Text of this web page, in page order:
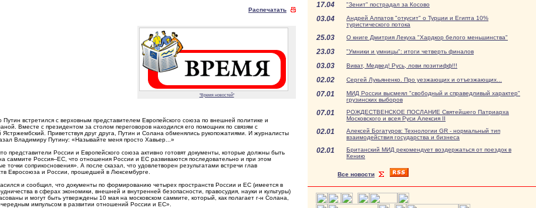
Распечатать
"Время новостей"
встретился с верховным представителем Европейского союза по внешней политике и
Вместе с президентом за столом переговоров находился его помощник по связям с
Приветствуя друг друга, Путин и Солана обменялись рукопожатиями. И журналисты
Владимиру Путину: «Называйте меня просто Хавьер...»
представители России и Европейского союза активно готовят документы, которые должны быть
саммите Россия--ЕС, что отношения России и ЕС развиваются последовательно и при этом
точки соприкосновения». А после сказал, что удовлетворен результатами встречи глав
Евросоюза и России, прошедшей в Люксембурге.
и сообщил, что документы по формированию четырех пространств России и ЕС (имеется в
в сферах экономики, внешней и внутренней безопасности, правосудия, науки и культуры)
и могут быть утверждены 10 мая на московском саммите, который, как полагает г-н Солана,
импульсом в развитии отношений России и ЕС».
17.04 "Зенит" пострадал за Косово
03.04
Андрей Алпатов "откусит" о Турции и Египта 10%
туристического потока
25.03 О книге Дмитрия Лекуха "Хардкор белого меньшинства"
23.03 "Умники и умницы": итоги четверть финалов
03.03 Виват, Медвед! Русь, лови позитифф!!!
02.02 Сергей Лукьяненко. Про уезжающих и отъезжающих...
07.01
МИД России высмеял "свободный и справедливый характер"
грузинских выборов
07.01
РОЖДЕСТВЕНСКОЕ ПОСЛАНИЕ Святейшего Патриарха
Московского и всея Руси Алексия II
02.01
Алексей Богатуров: Технологии GR - нормальный тип
взаимодействия государства и бизнеса
02.01
Британский МИД рекомендует воздержаться от поездок в
Кению
Все новости